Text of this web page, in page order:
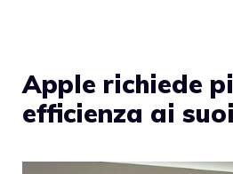
Apple richiede
efficienza ai